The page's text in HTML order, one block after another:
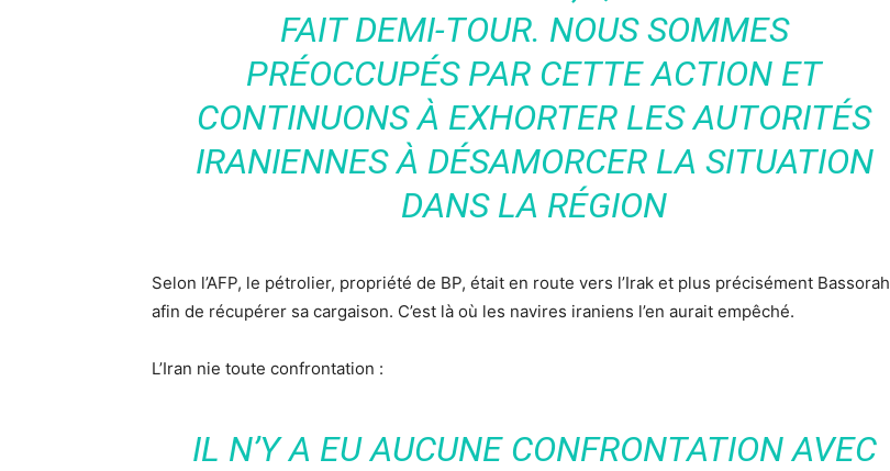
FAIT DEMI-TOUR. NOUS SOMMES
PRÉOCCUPÉS PAR CETTE ACTION ET
CONTINUONS À EXHORTER LES AUTORITÉS
IRANIENNES À DÉSAMORCER LA SITUATION
DANS LA RÉGION
Selon l’AFP, le pétrolier, propriété de BP, était en route vers l’Irak et plus précisément Bassorah
afin de récupérer sa cargaison. C’est là où les navires iraniens l’en aurait empêché.
L’Iran nie toute confrontation :
IL N’Y A EU AUCUNE CONFRONTATION AVEC